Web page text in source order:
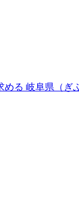
る 岐阜県（ぎ